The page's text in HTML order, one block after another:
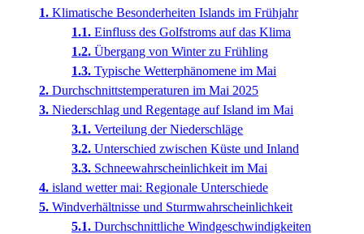
Klimatische Besonderheiten Islands im Frühjahr
Einfluss des Golfstroms auf das Klima
Übergang von Winter zu Frühling
Typische Wetterphänomene im Mai
Durchschnittstemperaturen im Mai 2025
Niederschlag und Regentage auf Island im Mai
Verteilung der Niederschläge
Unterschied zwischen Küste und Inland
Schneewahrscheinlichkeit im Mai
island wetter mai: Regionale Unterschiede
Windverhältnisse und Sturmwahrscheinlichkeit
Durchschnittliche Windgeschwindigkeiten